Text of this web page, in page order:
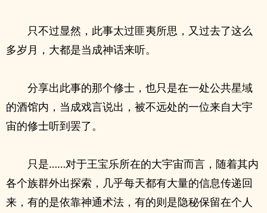
只不过显然，此事太过匪夷所思，又过去了这么
多岁月，大都是当成神话来听。
分享出此事的那个修士，也只是在一处公共星域
的酒馆内，当成戏言说出，被不远处的一位来自大宇
宙的修士听到罢了。
只是……对于王宝乐所在的大宇宙而言，随着其内
各个族群外出探索，几乎每天都有大量的信息传递回
来，有的是依靠神通术法，有的则是隐秘保留在个人